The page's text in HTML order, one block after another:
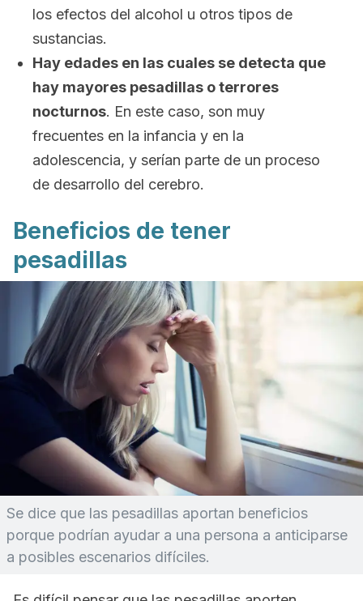
los efectos del alcohol u otros tipos de
sustancias.
Hay edades en las cuales se detecta que
hay mayores pesadillas o terrores
nocturnos. En este caso, son muy
frecuentes en la infancia y en la
adolescencia, y serían parte de un proceso
de desarrollo del cerebro.
Beneficios de tener
pesadillas
Se dice que las pesadillas aportan beneficios
porque podrían ayudar a una persona a anticiparse
a posibles escenarios difíciles.